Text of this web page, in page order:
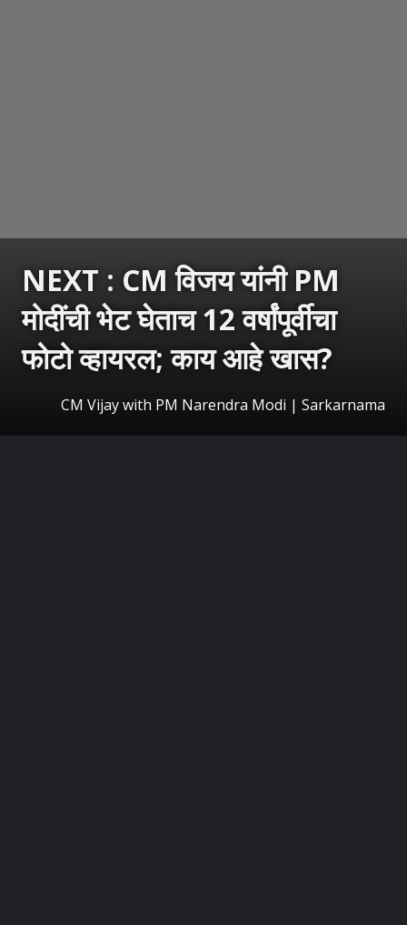
NEXT : CM विजय यांनी PM
मोदींची भेट घेताच 12 वर्षांपूर्वीचा
फोटो व्हायरल; काय आहे खास?
CM Vijay with PM Narendra Modi | Sarkarnama